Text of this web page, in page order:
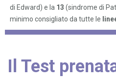
di Edward) e la 13 (sindrome di
minimo consigliato da tutte le
Il Test